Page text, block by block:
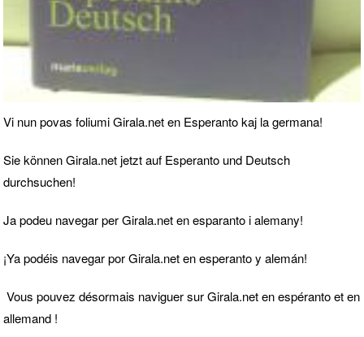
Vi nun povas foliumi Girala.net en Esperanto kaj la germana!
Sie können Girala.net jetzt auf Esperanto und Deutsch
durchsuchen!
Ja podeu navegar per Girala.net en esparanto i alemany!
¡Ya podéis navegar por Girala.net en esperanto y alemán!
Vous pouvez désormais naviguer sur Girala.net en espéranto et en
allemand !